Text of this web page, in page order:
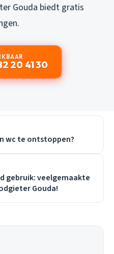
Gouda biedt gratis
20 41 30
wc te ontstoppen?
gebruik: veelgemaakte
Gouda!